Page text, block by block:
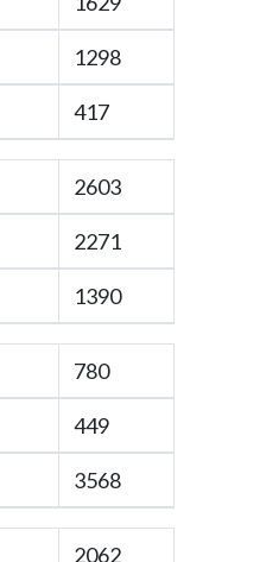
1298
417
2603
2271
1390
780
449
3568
2062